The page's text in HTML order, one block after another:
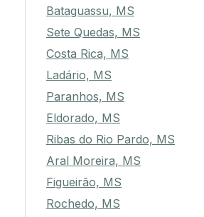
Bataguassu, MS
Sete Quedas, MS
Costa Rica, MS
Ladário, MS
Paranhos, MS
Eldorado, MS
Ribas do Rio Pardo, MS
Aral Moreira, MS
Figueirão, MS
Rochedo, MS